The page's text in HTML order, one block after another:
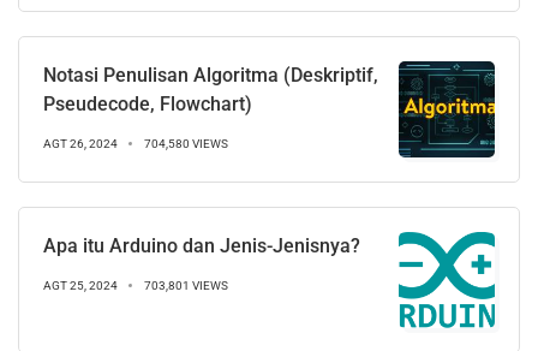
Notasi Penulisan Algoritma (Deskriptif,
Pseudecode, Flowchart)
AGT 26, 2024 704,580 VIEWS
Apa itu Arduino dan Jenis-Jenisnya?
AGT 25, 2024 703,801 VIEWS